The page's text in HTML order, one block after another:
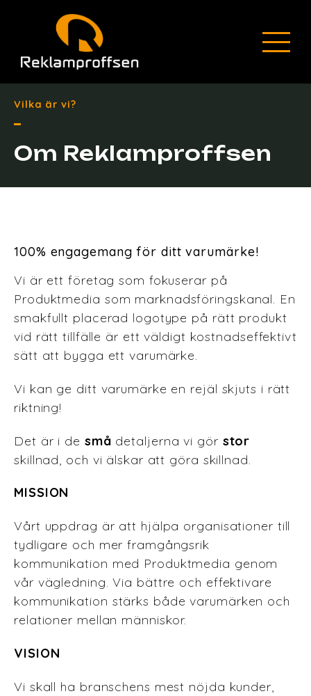
Vilka är vi?
Om Reklamproffsen
100% engagemang för ditt varumärke!
Vi är ett företag som fokuserar på
Produktmedia som marknadsföringskanal. En
smakfullt placerad logotype på rätt produkt
vid rätt tillfälle är ett väldigt kostnadseffektivt
sätt att bygga ett varumärke.
Vi kan ge ditt varumärke en rejäl skjuts i rätt
riktning!
Det är i de små detaljerna vi gör stor
skillnad, och vi älskar att göra skillnad.
MISSION
Vårt uppdrag är att hjälpa organisationer till
tydligare och mer framgångsrik
kommunikation med Produktmedia genom
vår vägledning. Via bättre och effektivare
kommunikation stärks både varumärken och
relationer mellan människor.
VISION
Vi skall ha branschens mest nöjda kunder,